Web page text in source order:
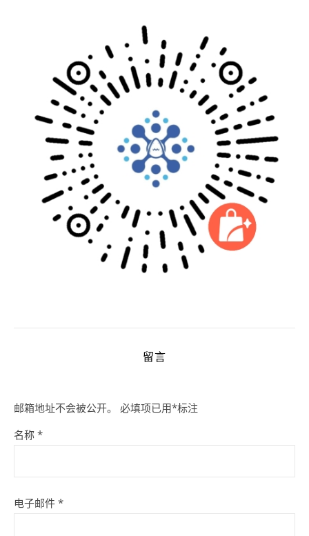
留言
邮箱地址不会被公开。 必填项已用*标注
名称 *
电子邮件 *